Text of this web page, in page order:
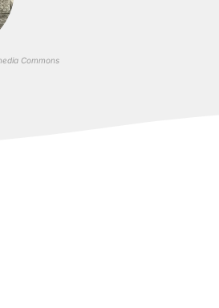
Commons